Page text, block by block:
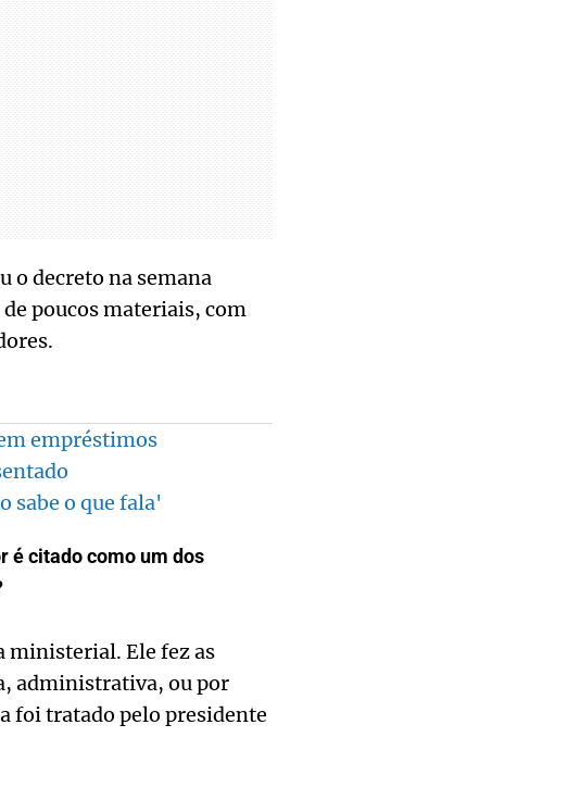
o decreto na semana
poucos materiais, com
empréstimos
sabe o que fala'
é citado como um dos
ministerial. Ele fez as
administrativa, ou por
foi tratado pelo presidente